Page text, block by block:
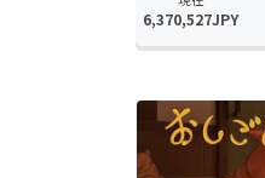
6,370,527JPY